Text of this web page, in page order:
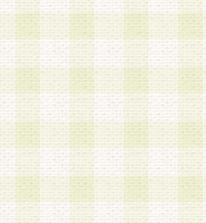
盗用など第三者の利用に
き事由の有無、その他原
のとします。
第5条 会員の登録情報
1.当社は、会員の登録情
アドレス等会員個人を識
シーポリシー
」に基づ
は、当該個人情報を以下
す。なお、これら事項以
かじめ会員の同意を得た